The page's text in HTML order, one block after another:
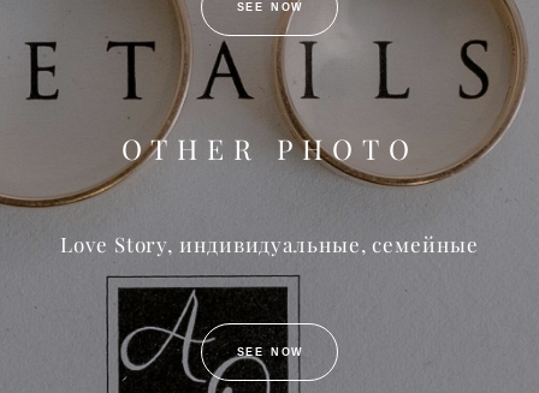
SEE NOW
OTHER PHOTO
Love Story, индивидуальные, семейные
SEE NOW